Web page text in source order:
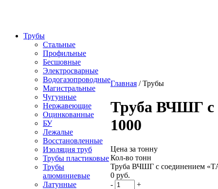
Трубы
Стальные
Профильные
Бесшовные
Электросварные
Водогазопроводные
Магистральные
Чугунные
Нержавеющие
Оцинкованные
БУ
Лежалые
Восстановленные
Изоляция труб
Трубы пластиковые
Трубы
алюминиевые
Латунные
Главная /Трубы
Труба ВЧШГ с
1000
Цена за тонну
Кол-во тонн
Труба ВЧШГ с соединением
0 руб.
-
+